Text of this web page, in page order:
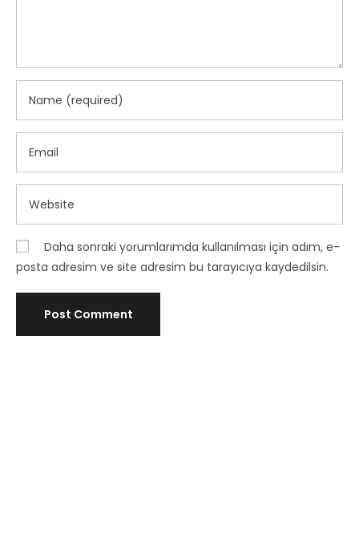
Daha sonraki yorumlarımda kullanılması için adım, e-
posta adresim ve site adresim bu tarayıcıya kaydedilsin.